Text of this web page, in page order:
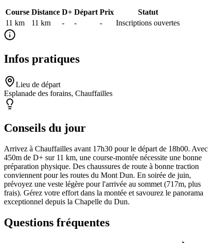
Course Distance D+ Départ Prix
Statut
11 km
11 km - - - Inscriptions ouvertes
Infos pratiques
Lieu de départ
Esplanade des forains, Chauffailles
Conseils du jour
Arrivez à Chauffailles avant 17h30 pour le départ de 18h00. Avec
450m de D+ sur 11 km, une course-montée nécessite une bonne
préparation physique. Des chaussures de route à bonne traction
conviennent pour les routes du Mont Dun. En soirée de juin,
prévoyez une veste légère pour l'arrivée au sommet (717m, plus
frais). Gérez votre effort dans la montée et savourez le panorama
exceptionnel depuis la Chapelle du Dun.
Questions fréquentes